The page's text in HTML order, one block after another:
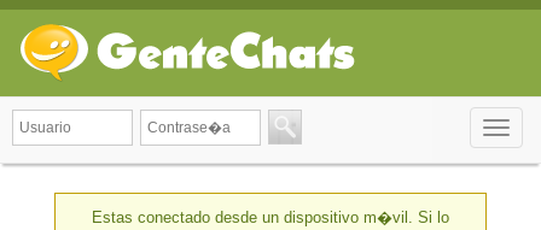
Toggle
Estas conectado desde un dispositivo m�vil. Si lo